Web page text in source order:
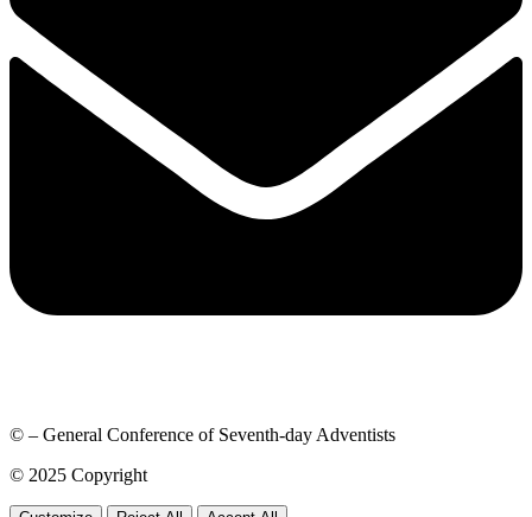
© – General Conference of Seventh-day Adventists
© 2025 Copyright